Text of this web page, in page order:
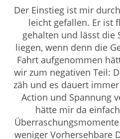
Der Einstieg ist mir
leicht gefallen. Er ist
gehalten und lässt die
liegen, wenn denn die
Fahrt aufgenommen
wir zum negativen Teil:
zäh und es dauert
Action und Spannung
hätte mir da
weniger Vorhersehbare